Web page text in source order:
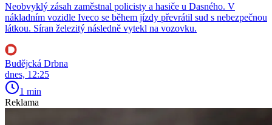
Neobvyklý zásah zaměstnal policisty a hasiče u Dasného. V
nákladním vozidle Iveco se během jízdy převrátil sud s nebezpečnou
látkou. Síran železitý následně vytekl na vozovku.
Budějcká Drbna
dnes, 12:25
1 min
Reklama